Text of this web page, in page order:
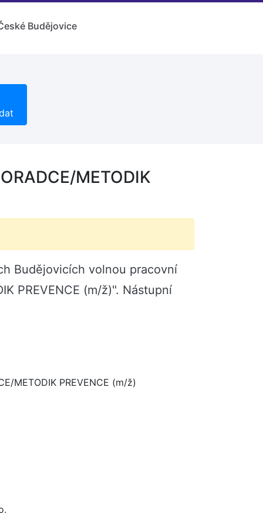
Budějovice
METODIK
Budějovicích volnou pracovní
PREVENCE (m/ž)". Nástupní
METODIK PREVENCE (m/ž)